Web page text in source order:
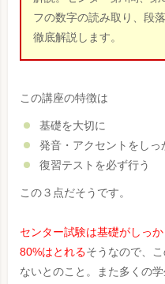
フの数字の読み取り、段
徹底解説します。
この講座の特徴は
基礎を大切に
発音・アクセントをしっ
復習テストを必ず行う
この３点だそうです。
センター試験は基礎がしっ
80%はとれるそうなので、
ないとのこと。また多くの